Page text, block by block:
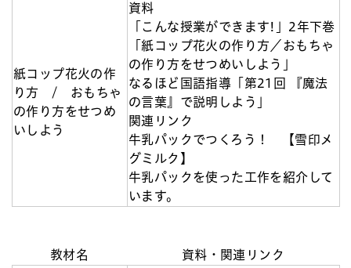
紙コップ花火の作
り方 / おもちゃ
の作り方をせつめ
いしよう
資料
「こんな授業ができます!」2年下巻
「紙コップ花火の作り方／おもちゃ
の作り方をせつめいしよう」
なるほど国語指導「第21回 『魔法
の言葉』で説明しよう」
関連リンク
牛乳パックでつくろう！ 【雪印メ
グミルク】
牛乳パックを使った工作を紹介して
います。
教材名 資料・関連リンク